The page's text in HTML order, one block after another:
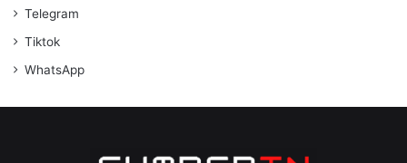
Telegram
Tiktok
WhatsApp